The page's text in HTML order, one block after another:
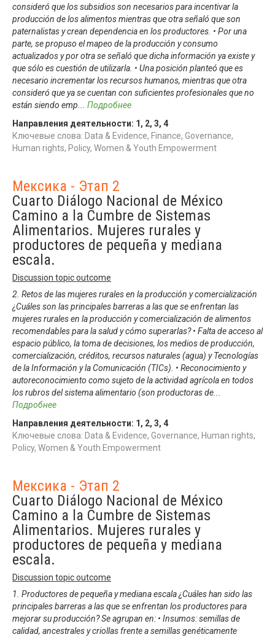
consideró que los subsidios son necesarios para incentivar la
producción de los alimentos mientras que otra señaló que son
paternalistas y crean dependencia en los productores. • Por una
parte, se propuso el mapeo de la producción y consumo
actualizados y por otra se señaló que dicha información ya existe y
que sólo es cuestión de utilizarla. • Una posición planteó que es
necesario incrementar los recursos humanos, mientras que otra
consideró que ya se cuentan con suficientes profesionales que no
están siendo emp
Подробнее
Направления деятельности: 1 , 2, 3, 4
Ключевые слова: Data & Evidence, Finance, Governance,
Human rights, Policy, Women & Youth Empowerment
Мексика - Этап 2
Cuarto Diálogo Nacional de México
Camino a la Cumbre de Sistemas
Alimentarios. Mujeres rurales y
productores de pequeña y mediana
escala.
Discussion topic outcome
2. Retos de las mujeres rurales en la producción y comercialización
¿Cuáles son las principales barreras a las que se enfrentan las
mujeres rurales en la producción y comercialización de alimentos
recomendables para la salud y cómo superarlas? • Falta de acceso al
espacio público, la toma de decisiones, los medios de producción,
comercialización, créditos, recursos naturales (agua) y Tecnologías
de la Información y la Comunicación (TICs). • Reconocimiento y
autoreconocimiento como sujeto de la actividad agrícola en todos
los rubros del sistema alimentario (son productoras de
Подробнее
Направления деятельности: 1 , 2, 3, 4
Ключевые слова: Data & Evidence, Governance, Human rights,
Policy, Women & Youth Empowerment
Мексика - Этап 2
Cuarto Diálogo Nacional de México
Camino a la Cumbre de Sistemas
Alimentarios. Mujeres rurales y
productores de pequeña y mediana
escala.
Discussion topic outcome
1. Productores de pequeña y mediana escala ¿Cuáles han sido las
principales barreras a las que se enfrentan los productores para
mejorar su producción? Se agrupan en: • Insumos: semillas de
calidad, ancestrales y criollas frente a semillas genéticamente